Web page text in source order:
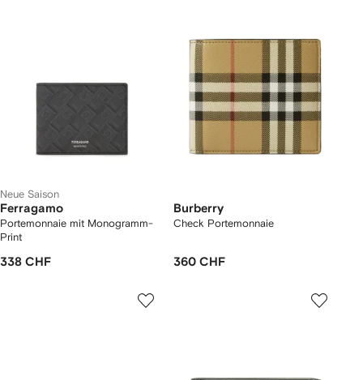
Neue Saison
Ferragamo
Portemonnaie mit Monogramm-
Print
338 CHF
Burberry
Check Portemonnaie
360 CHF